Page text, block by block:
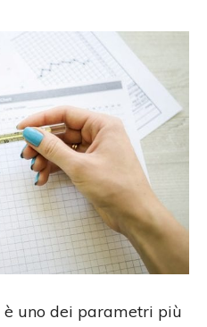
è uno dei parametri più